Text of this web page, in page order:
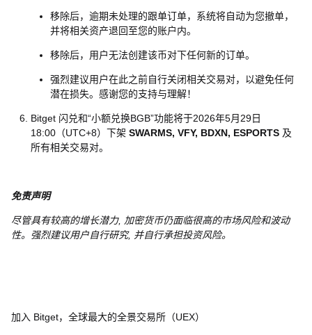
移除后，逾期未处理的跟单订单，系统将自动为您撤单，
并将相关资产退回至您的账户内。
移除后，用户无法创建该币对下任何新的订单。
强烈建议用户在此之前自行关闭相关交易对，以避免任何
潜在损失。感谢您的支持与理解！
Bitget 闪兑和“小额兑换BGB”功能将于2026年5月29日
18:00（UTC+8）下架 SWARMS, VFY, BDXN, ESPORTS 及
所有相关交易对。
免责声明
尽管具有较高的增长潜力, 加密货币仍面临很高的市场风险和波动
性。强烈建议用户自行研究, 并自行承担投资风险。
加入 Bitget，全球最大的全景交易所（UEX）